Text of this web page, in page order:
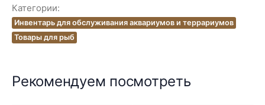
Категории:
Инвентарь для обслуживания аквариумов и террариумов
Товары для рыб
Рекомендуем посмотреть